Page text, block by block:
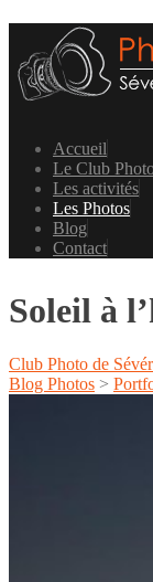
Accueil
Le Club
Les activités
Les Photos
Blog
Contact
Soleil à
Club Photo de
Blog Photos >